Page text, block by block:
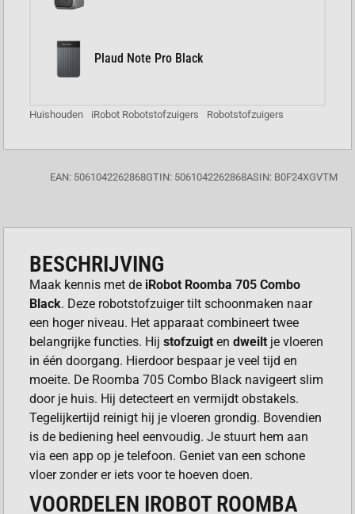
Plaud Note Pro Black
Huishouden iRobot Robotstofzuigers Robotstofzuigers
EAN: 5061042262868GTIN: 5061042262868ASIN: B0F24XGVTM
BESCHRIJVING
Maak kennis met de iRobot Roomba 705 Combo
Black. Deze robotstofzuiger tilt schoonmaken naar
een hoger niveau. Het apparaat combineert twee
belangrijke functies. Hijstofzuigt endweilt je vloeren
in één doorgang. Hierdoor bespaar je veel tijd en
moeite. De Roomba 705 Combo Black navigeert slim
door je huis. Hij detecteert en vermijdt obstakels.
Tegelijkertijd reinigt hij je vloeren grondig. Bovendien
is de bediening heel eenvoudig. Je stuurt hem aan
via een app op je telefoon. Geniet van een schone
vloer zonder er iets voor te hoeven doen.
VOORDELEN IROBOT ROOMBA